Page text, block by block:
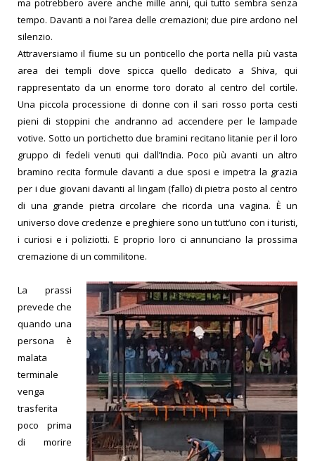
ma potrebbero avere anche mille anni, qui tutto sembra senza
tempo. Davanti a noi l’area delle cremazioni; due pire ardono nel
silenzio.
Attraversiamo il fiume su un ponticello che porta nella più vasta
area dei templi dove spicca quello dedicato a Shiva, qui
rappresentato da un enorme toro dorato al centro del cortile.
Una piccola processione di donne con il sari rosso porta cesti
pieni di stoppini che andranno ad accendere per le lampade
votive. Sotto un portichetto due bramini recitano litanie per il loro
gruppo di fedeli venuti qui dall’India. Poco più avanti un altro
bramino recita formule davanti a due sposi e impetra la grazia
per i due giovani davanti al lingam (fallo) di pietra posto al centro
di una grande pietra circolare che ricorda una vagina. È un
universo dove credenze e preghiere sono un tutt’uno con i turisti,
i curiosi e i poliziotti. E proprio loro ci annunciano la prossima
cremazione di un commilitone.
La prassi
prevede che
quando una
persona è
malata
terminale
venga
trasferita
poco prima
di morire